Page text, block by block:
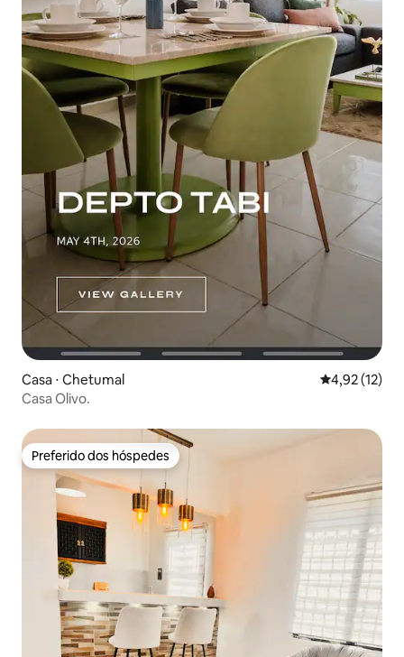
Casa ⋅ Chetumal 4,92 de uma
4,92 (12)
Casa Olivo.
Preferido dos hóspedes
Preferido dos hóspedes